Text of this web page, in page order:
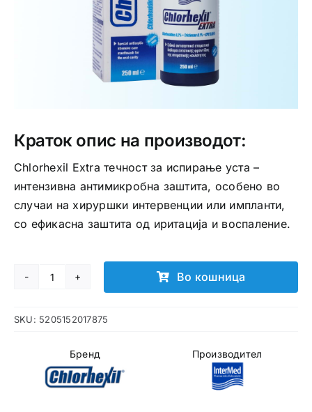
Краток опис на производот:
Chlorhexil Extra течност за испирање уста –
интензивна антимикробна заштита, особено во
случаи на хируршки интервенции или импланти,
со ефикасна заштита од иритација и воспаление.
Chlorhexil
течност
испирање
уста
Во кошница
SKU: 5205152017875
Бренд Производител